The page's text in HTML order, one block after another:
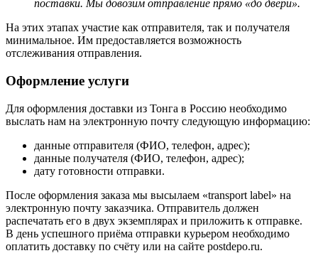
поставки. Мы довозим отправление прямо «до двери».
На этих этапах участие как отправителя, так и получателя
минимальное. Им предоставляется возможность
отслеживания отправления.
Оформление услуги
Для оформления доставки из Тонга в Россию необходимо
выслать нам на электронную почту следующую информацию:
данные отправителя (ФИО, телефон, адрес);
данные получателя (ФИО, телефон, адрес);
дату готовности отправки.
После оформления заказа мы высылаем «transport label» на
электронную почту заказчика. Отправитель должен
распечатать его в двух экземплярах и приложить к отправке.
В день успешного приёма отправки курьером необходимо
оплатить доставку по счёту или на сайте postdepo.ru.